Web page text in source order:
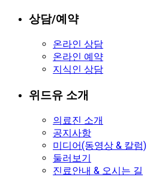
상담/예약
온라인 상담
온라인 예약
지식인 상담
위드유 소개
의료진 소개
공지사항
미디어(동영상 & 칼럼)
둘러보기
진료안내 & 오시는 길